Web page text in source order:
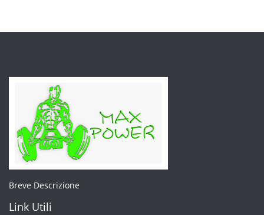
Breve Descrizione
Link Utili